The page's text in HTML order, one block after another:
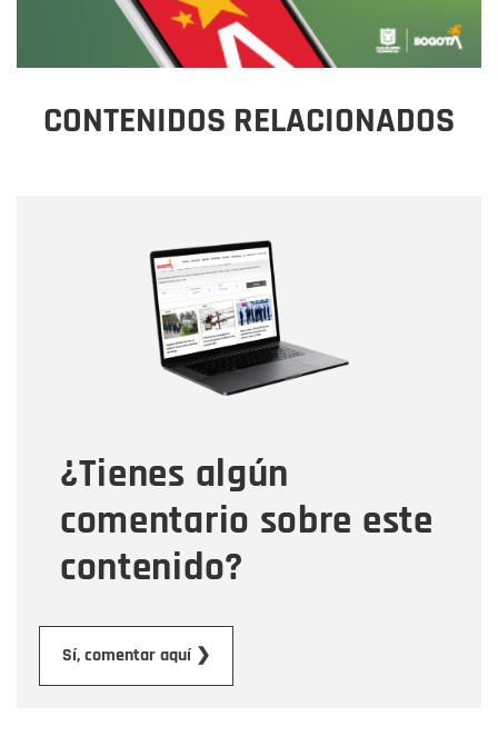
CONTENIDOS RELACIONADOS
¿Tienes algún
comentario sobre este
contenido?
Sí, comentar aquí ❯
Correo electrónico
Tipo de comentario
Mensaje